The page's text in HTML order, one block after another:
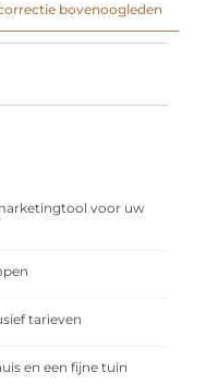
bovenoogleden
voor uw
tarieven
en een fijne tuin